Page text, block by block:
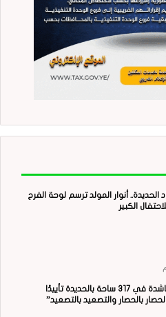
الحديدة.. أنوار المولد ترسم لوحة الفرح
الكبير
مسيرات حاشدة في 317 ساحة بالحديدة تأييدًا
بالحصار والتصعيد بالتصعيد”